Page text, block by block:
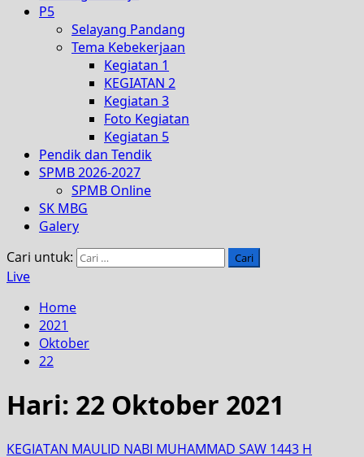
P5
Selayang Pandang
Tema Kebekerjaan
Kegiatan 1
KEGIATAN 2
Kegiatan 3
Foto Kegiatan
Kegiatan 5
Pendik dan Tendik
SPMB 2026-2027
SPMB Online
SK MBG
Galery
Cari untuk:
Live
Home
2021
Oktober
22
Hari: 22 Oktober 2021
KEGIATAN MAULID NABI MUHAMMAD SAW 1443 H